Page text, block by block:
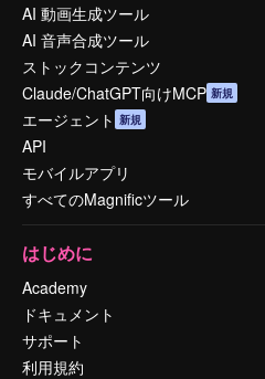
AI 動画生成ツール
AI 音声合成ツール
ストックコンテンツ
Claude/ChatGPT向けMCP 新規
エージェント 新規
API
モバイルアプリ
すべてのMagnificツール
はじめに
Academy
ドキュメント
サポート
利用規約